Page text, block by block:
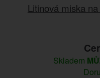
Litinová miska
Skladem